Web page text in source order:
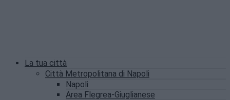
La tua città
Città Metropolitana di Napoli
Napoli
Area Flegrea-Giuglianese